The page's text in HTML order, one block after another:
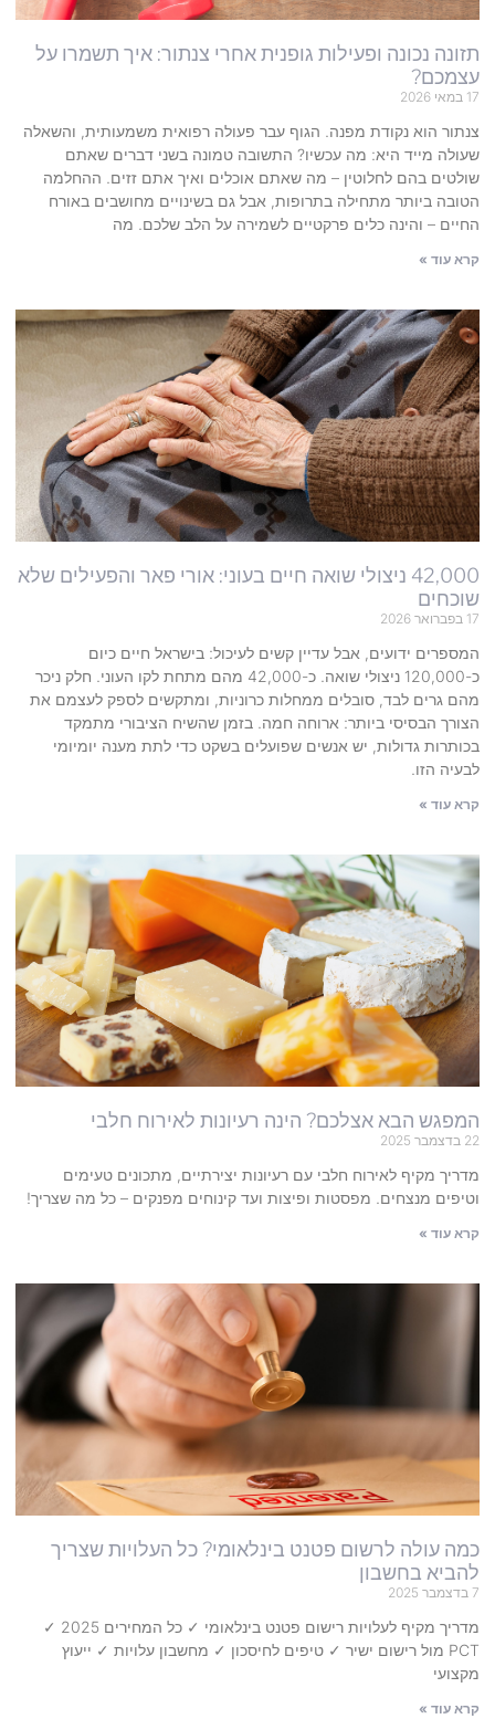
תזונה נכונה ופעילות גופנית אחרי צנתור: איך תשמרו על
עצמכם?
17 במאי 2026
צנתור הוא נקודת מפנה. הגוף עבר פעולה רפואית משמעותית, והשאלה
שעולה מייד היא: מה עכשיו? התשובה טמונה בשני דברים שאתם
שולטים בהם לחלוטין – מה שאתם אוכלים ואיך אתם זזים. ההחלמה
הטובה ביותר מתחילה בתרופות, אבל גם בשינויים מחושבים באורח
החיים – והינה כלים פרקטיים לשמירה על הלב שלכם. מה
קרא עוד »
42,000 ניצולי שואה חיים בעוני: אורי פאר והפעילים שלא
שוכחים
17 בפברואר 2026
המספרים ידועים, אבל עדיין קשים לעיכול: בישראל חיים כיום
כ-120,000 ניצולי שואה. כ-42,000 מהם מתחת לקו העוני. חלק ניכר
מהם גרים לבד, סובלים ממחלות כרוניות, ומתקשים לספק לעצמם את
הצורך הבסיסי ביותר: ארוחה חמה. בזמן שהשיח הציבורי מתמקד
בכותרות גדולות, יש אנשים שפועלים בשקט כדי לתת מענה יומיומי
לבעיה הזו.
קרא עוד »
המפגש הבא אצלכם? הינה רעיונות לאירוח חלבי
22 בדצמבר 2025
מדריך מקיף לאירוח חלבי עם רעיונות יצירתיים, מתכונים טעימים
וטיפים מנצחים. מפסטות ופיצות ועד קינוחים מפנקים – כל מה שצריך!
קרא עוד »
כמה עולה לרשום פטנט בינלאומי? כל העלויות שצריך
להביא בחשבון
7 בדצמבר 2025
מדריך מקיף לעלויות רישום פטנט בינלאומי ✓ כל המחירים 2025 ✓
PCT מול רישום ישיר ✓ טיפים לחיסכון ✓ מחשבון עלויות ✓ ייעוץ
מקצועי
קרא עוד »